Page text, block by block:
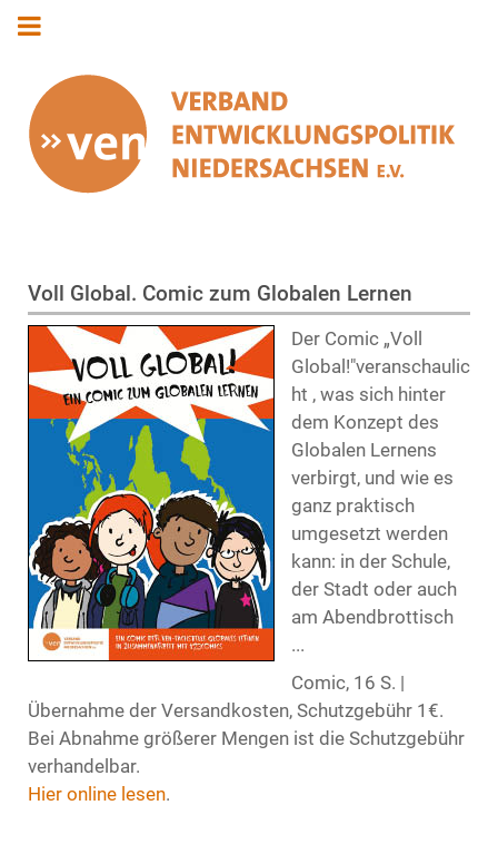
Voll Global. Comic zum Globalen Lernen
Der Comic „Voll
Global!"veranschaulic
ht , was sich hinter
dem Konzept des
Globalen Lernens
verbirgt, und wie es
ganz praktisch
umgesetzt werden
kann: in der Schule,
der Stadt oder auch
am Abendbrottisch
...
Comic, 16 S. |
Übernahme der Versandkosten, Schutzgebühr 1€.
Bei Abnahme größerer Mengen ist die Schutzgebühr
verhandelbar.
Hier online lesen.